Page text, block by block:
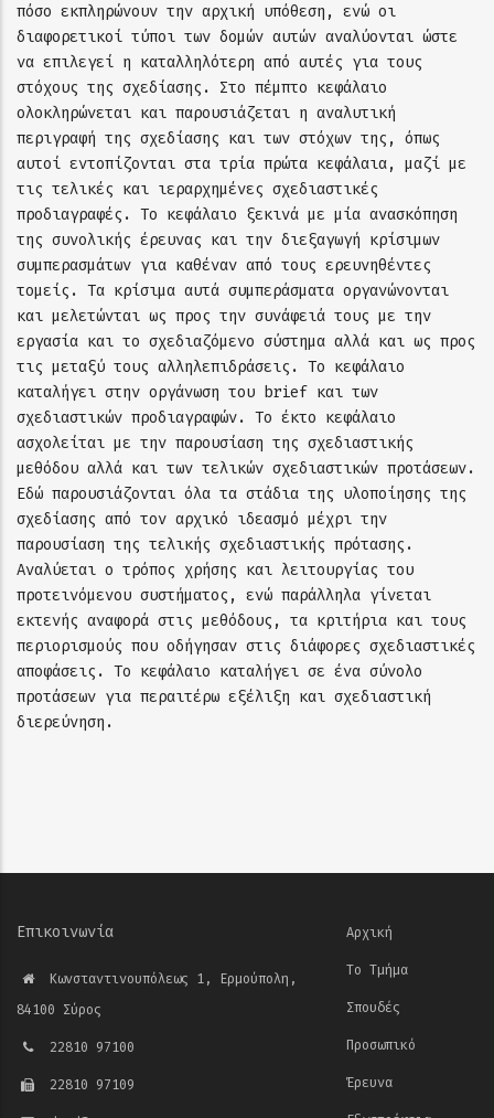
πόσο εκπληρώνουν την αρχική υπόθεση, ενώ οι
διαφορετικοί τύποι των δομών αυτών αναλύονται ώστε
να επιλεγεί η καταλληλότερη από αυτές για τους
στόχους της σχεδίασης. Στο πέμπτο κεφάλαιο
ολοκληρώνεται και παρουσιάζεται η αναλυτική
περιγραφή της σχεδίασης και των στόχων της, όπως
αυτοί εντοπίζονται στα τρία πρώτα κεφάλαια, μαζί με
τις τελικές και ιεραρχημένες σχεδιαστικές
προδιαγραφές. Το κεφάλαιο ξεκινά με μία ανασκόπηση
της συνολικής έρευνας και την διεξαγωγή κρίσιμων
συμπερασμάτων για καθέναν από τους ερευνηθέντες
τομείς. Τα κρίσιμα αυτά συμπεράσματα οργανώνονται
και μελετώνται ως προς την συνάφειά τους με την
εργασία και το σχεδιαζόμενο σύστημα αλλά και ως προς
τις μεταξύ τους αλληλεπιδράσεις. Το κεφάλαιο
καταλήγει στην οργάνωση του brief και των
σχεδιαστικών προδιαγραφών. Το έκτο κεφάλαιο
ασχολείται με την παρουσίαση της σχεδιαστικής
μεθόδου αλλά και των τελικών σχεδιαστικών προτάσεων.
Εδώ παρουσιάζονται όλα τα στάδια της υλοποίησης της
σχεδίασης από τον αρχικό ιδεασμό μέχρι την
παρουσίαση της τελικής σχεδιαστικής πρότασης.
Αναλύεται ο τρόπος χρήσης και λειτουργίας του
προτεινόμενου συστήματος, ενώ παράλληλα γίνεται
εκτενής αναφορά στις μεθόδους, τα κριτήρια και τους
περιορισμούς που οδήγησαν στις διάφορες σχεδιαστικές
αποφάσεις. Το κεφάλαιο καταλήγει σε ένα σύνολο
προτάσεων για περαιτέρω εξέλιξη και σχεδιαστική
διερεύνηση.
Επικοινωνία
Κωνσταντινουπόλεως 1, Ερμούπολη,
84100 Σύρος
22810 97100
22810 97109
Αρχική
Το Τμήμα
Σπουδές
Προσωπικό
Έρευνα